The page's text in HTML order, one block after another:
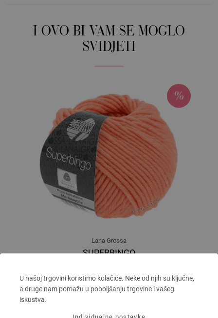
U našoj trgovini koristimo kolačiće. Neke od njih su ključne,
a druge nam pomažu u poboljšanju trgovine i vašeg
iskustva.
I OVO BI VAM SE MOGLO
SVIDJETI
Lana Grossa
SUPERBINGO
Dužina: otprilike 55 m / 50 g
Većina igle: 6 - 7
bez PDV-a, dodatno troškovi za dostavu, Osnovna cijena: